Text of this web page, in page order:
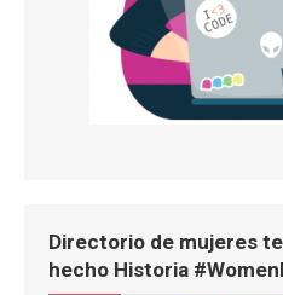
Directorio de mujeres
hecho Historia